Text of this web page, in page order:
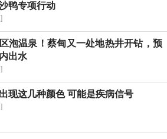
鸭专项行动
泡温泉！蔡甸又一处地热井开钻，预
出水
现这几种颜色 可能是疾病信号